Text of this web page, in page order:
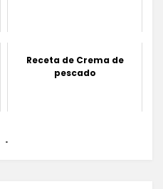
Receta de Crema de
pescado